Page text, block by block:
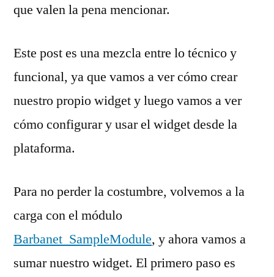
que valen la pena mencionar.
Este post es una mezcla entre lo técnico y
funcional, ya que vamos a ver cómo crear
nuestro propio widget y luego vamos a ver
cómo configurar y usar el widget desde la
plataforma.
Para no perder la costumbre, volvemos a la
carga con el módulo
Barbanet_SampleModule, y ahora vamos a
sumar nuestro widget. El primero paso es